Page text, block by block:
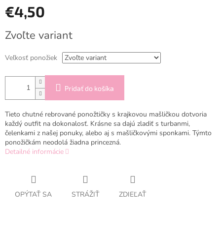
€4,50
cena:
Zvoľte variant
Veľkosť ponožiek
Pridať do košíka
Tieto chutné rebrované ponožtičky s krajkovou mašličkou dotvoria
každý outfit na dokonalosť. Krásne sa dajú zladiť s turbanmi,
čelenkami z našej ponuky, alebo aj s mašličkovými sponkami. Týmto
ponožičkám neodolá žiadna princezná.
Detailné informácie
OPÝTAŤ SA STRÁŽIŤ ZDIEĽAŤ